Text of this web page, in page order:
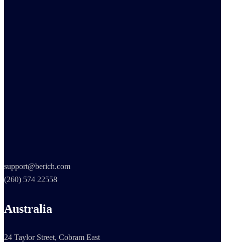
support@berich.com
(260) 574 22558
Australia
24 Taylor Street, Cobram East